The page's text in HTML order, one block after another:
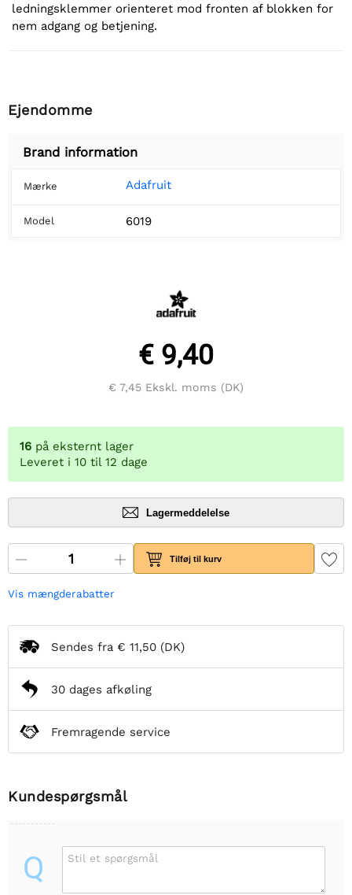
ledningsklemmer orienteret mod fronten af blokken for
nem adgang og betjening.
Ejendomme
Brand information
Mærke Adafruit
Model 6019
€ 9,40
€ 7,45 Ekskl. moms (DK)
16 på eksternt lager
Leveret i 10 til 12 dage
Lagermeddelelse
Tilføj til kurv
Vis mængderabatter
Sendes fra € 11,50 (DK)
30 dages afkøling
Fremragende service
Kundespørgsmål
Q Stil et spørgsmål